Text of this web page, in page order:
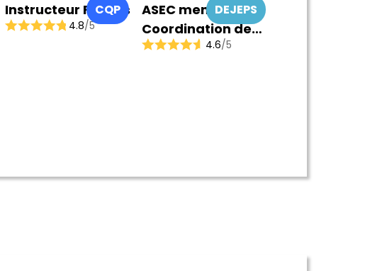
CQP
Instructeur Fitness
4.8/5
DEJEPS
ASEC mention
Coordination de
Projets – Structures
4.6/5